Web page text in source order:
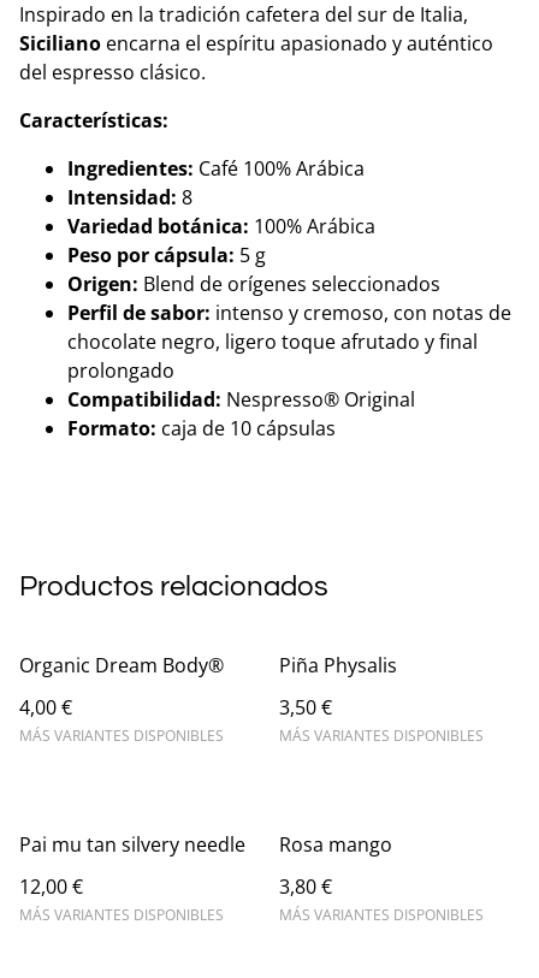
Inspirado en la tradición cafetera del sur de Italia,
Siciliano encarna el espíritu apasionado y auténtico
del espresso clásico.
Características:
Ingredientes: Café 100% Arábica
Intensidad: 8
Variedad botánica: 100% Arábica
Peso por cápsula: 5 g
Origen: Blend de orígenes seleccionados
Perfil de sabor: intenso y cremoso, con notas de
chocolate negro, ligero toque afrutado y final
prolongado
Compatibilidad: Nespresso® Original
Formato: caja de 10 cápsulas
Productos relacionados
Organic Dream Body®
4,00 €
MÁS VARIANTES DISPONIBLES
Piña Physalis
3,50 €
MÁS VARIANTES DISPONIBLES
Pai mu tan silvery needle
12,00 €
MÁS VARIANTES DISPONIBLES
Rosa mango
3,80 €
MÁS VARIANTES DISPONIBLES